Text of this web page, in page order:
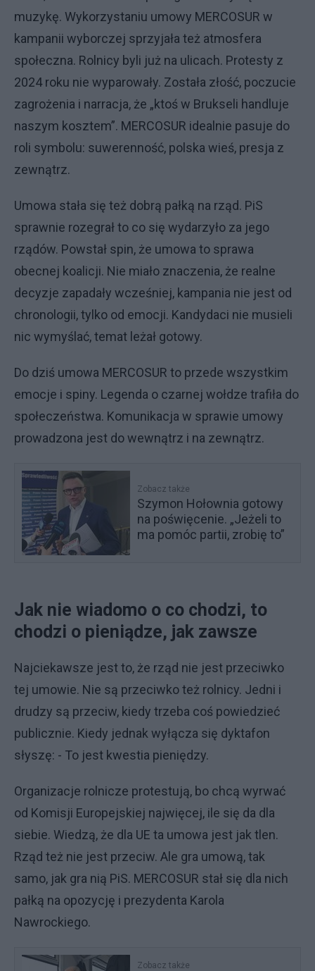
muzykę. Wykorzystaniu umowy MERCOSUR w
kampanii wyborczej sprzyjała też atmosfera
społeczna. Rolnicy byli już na ulicach. Protesty z
2024 roku nie wyparowały. Została złość, poczucie
zagrożenia i narracja, że „ktoś w Brukseli handluje
naszym kosztem”. MERCOSUR idealnie pasuje do
roli symbolu: suwerenność, polska wieś, presja z
zewnątrz.
Umowa stała się też dobrą pałką na rząd. PiS
sprawnie rozegrał to co się wydarzyło za jego
rządów. Powstał spin, że umowa to sprawa
obecnej koalicji. Nie miało znaczenia, że realne
decyzje zapadały wcześniej, kampania nie jest od
chronologii, tylko od emocji. Kandydaci nie musieli
nic wymyślać, temat leżał gotowy.
Do dziś umowa MERCOSUR to przede wszystkim
emocje i spiny. Legenda o czarnej wołdze trafiła do
społeczeństwa. Komunikacja w sprawie umowy
prowadzona jest do wewnątrz i na zewnątrz.
Zobacz także
Szymon Hołownia gotowy
na poświęcenie. „Jeżeli to
ma pomóc partii, zrobię to”
Jak nie wiadomo o co chodzi, to
chodzi o pieniądze, jak zawsze
Najciekawsze jest to, że rząd nie jest przeciwko
tej umowie. Nie są przeciwko też rolnicy. Jedni i
drudzy są przeciw, kiedy trzeba coś powiedzieć
publicznie. Kiedy jednak wyłącza się dyktafon
słyszę: - To jest kwestia pieniędzy.
Organizacje rolnicze protestują, bo chcą wyrwać
od Komisji Europejskiej najwięcej, ile się da dla
siebie. Wiedzą, że dla UE ta umowa jest jak tlen.
Rząd też nie jest przeciw. Ale gra umową, tak
samo, jak gra nią PiS. MERCOSUR stał się dla nich
pałką na opozycję i prezydenta Karola
Nawrockiego.
Zobacz także